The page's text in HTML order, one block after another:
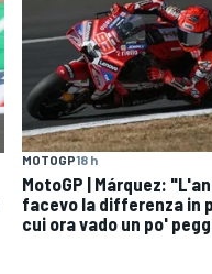
MOTOGP18 h
MotoGP | Márquez:
facevo la differenza in
cui ora vado un po'